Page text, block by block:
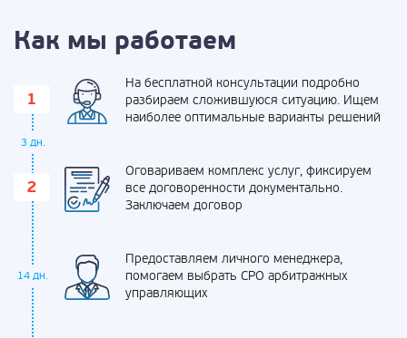
Как мы работаем
3 дн.
На бесплатной консультации подробно
разбираем сложившуюся ситуацию. Ищем
наиболее оптимальные варианты решений
Оговариваем комплекс услуг, фиксируем
все договоренности документально.
Заключаем договор
14 дн.
Предоставляем личного менеджера,
помогаем выбрать СРО арбитражных
управляющих